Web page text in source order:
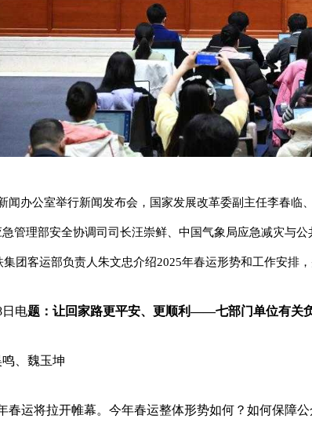
闻办公室举行新闻发布会，国家发展改革委副主任李春临
管理部安全协调司司长汪崇鲜、中国气象局应急减灾与
集团客运部负责人朱文忠介绍2025年春运形势和工作安排
日电题：让回家路更平安、更顺利——七部门单位有关
、魏玉坤
春运将拉开帷幕。今年春运整体形势如何？如何保障